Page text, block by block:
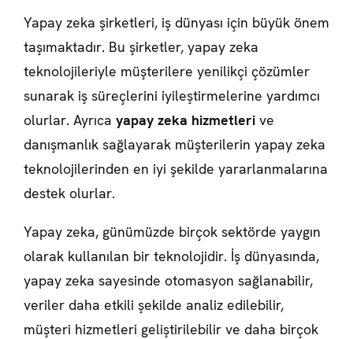
Yapay zeka şirketleri, iş dünyası için büyük önem
taşımaktadır. Bu şirketler, yapay zeka
teknolojileriyle müşterilere yenilikçi çözümler
sunarak iş süreçlerini iyileştirmelerine yardımcı
olurlar. Ayrıca yapay zeka hizmetleri ve
danışmanlık sağlayarak müşterilerin yapay zeka
teknolojilerinden en iyi şekilde yararlanmalarına
destek olurlar.
Yapay zeka, günümüzde birçok sektörde yaygın
olarak kullanılan bir teknolojidir. İş dünyasında,
yapay zeka sayesinde otomasyon sağlanabilir,
veriler daha etkili şekilde analiz edilebilir,
müşteri hizmetleri geliştirilebilir ve daha birçok